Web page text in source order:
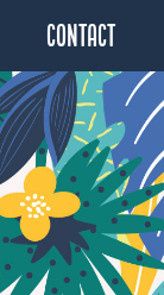
Contact